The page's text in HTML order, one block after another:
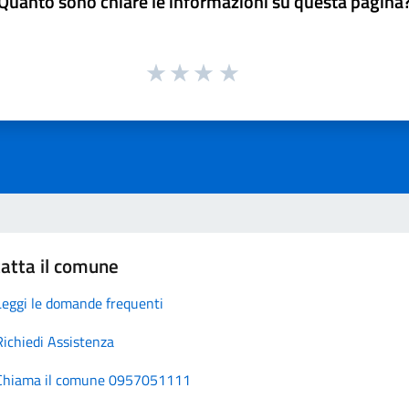
il comune
le domande frequenti
Assistenza
il comune 0957051111